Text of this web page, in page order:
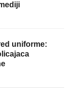
uniforme: